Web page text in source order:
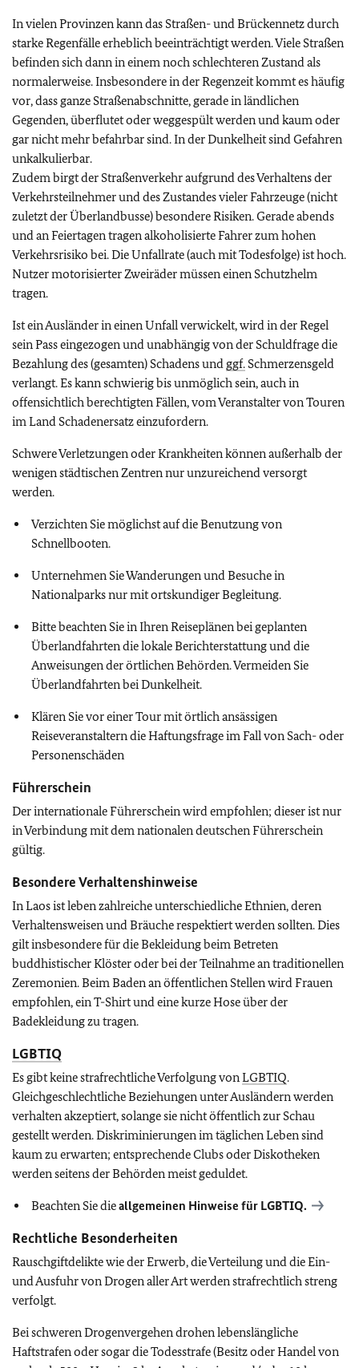
In vielen Provinzen kann das Straßen- und Brückennetz durch
starke Regenfälle erheblich beeinträchtigt werden. Viele Straßen
befinden sich dann in einem noch schlechteren Zustand als
normalerweise. Insbesondere in der Regenzeit kommt es häufig
vor, dass ganze Straßenabschnitte, gerade in ländlichen
Gegenden, überflutet oder weggespült werden und kaum oder
gar nicht mehr befahrbar sind. In der Dunkelheit sind Gefahren
unkalkulierbar.
Zudem birgt der Straßenverkehr aufgrund des Verhaltens der
Verkehrsteilnehmer und des Zustandes vieler Fahrzeuge (nicht
zuletzt der Überlandbusse) besondere Risiken. Gerade abends
und an Feiertagen tragen alkoholisierte Fahrer zum hohen
Verkehrsrisiko bei. Die Unfallrate (auch mit Todesfolge) ist hoch.
Nutzer motorisierter Zweiräder müssen einen Schutzhelm
tragen.
Ist ein Ausländer in einen Unfall verwickelt, wird in der Regel
sein Pass eingezogen und unabhängig von der Schuldfrage die
Bezahlung des (gesamten) Schadens und ggf. Schmerzensgeld
verlangt. Es kann schwierig bis unmöglich sein, auch in
offensichtlich berechtigten Fällen, vom Veranstalter von Touren
im Land Schadenersatz einzufordern.
Schwere Verletzungen oder Krankheiten können außerhalb der
wenigen städtischen Zentren nur unzureichend versorgt
werden.
Verzichten Sie möglichst auf die Benutzung von
Schnellbooten.
Unternehmen Sie Wanderungen und Besuche in
Nationalparks nur mit ortskundiger Begleitung.
Bitte beachten Sie in Ihren Reiseplänen bei geplanten
Überlandfahrten die lokale Berichterstattung und die
Anweisungen der örtlichen Behörden. Vermeiden Sie
Überlandfahrten bei Dunkelheit.
Klären Sie vor einer Tour mit örtlich ansässigen
Reiseveranstaltern die Haftungsfrage im Fall von Sach- oder
Personenschäden
Führerschein
Der internationale Führerschein wird empfohlen; dieser ist nur
in Verbindung mit dem nationalen deutschen Führerschein
gültig.
Besondere Verhaltenshinweise
In Laos ist leben zahlreiche unterschiedliche Ethnien, deren
Verhaltensweisen und Bräuche respektiert werden sollten. Dies
gilt insbesondere für die Bekleidung beim Betreten
buddhistischer Klöster oder bei der Teilnahme an traditionellen
Zeremonien. Beim Baden an öffentlichen Stellen wird Frauen
empfohlen, ein T-Shirt und eine kurze Hose über der
Badekleidung zu tragen.
LGBTIQ
Es gibt keine strafrechtliche Verfolgung vonLGBTIQ.
Gleichgeschlechtliche Beziehungen unter Ausländern werden
verhalten akzeptiert, solange sie nicht öffentlich zur Schau
gestellt werden. Diskriminierungen im täglichen Leben sind
kaum zu erwarten; entsprechende Clubs oder Diskotheken
werden seitens der Behörden meist geduldet.
Beachten Sie dieallgemeinen Hinweise für LGBTIQ.
Rechtliche Besonderheiten
Rauschgiftdelikte wie der Erwerb, die Verteilung und die Ein-
und Ausfuhr von Drogen aller Art werden strafrechtlich streng
verfolgt.
Bei schweren Drogenvergehen drohen lebenslängliche
Haftstrafen oder sogar die Todesstrafe (Besitz oder Handel von